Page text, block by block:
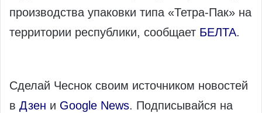
производства упаковки типа «Тетра-Пак» на
территории республики, сообщает БЕЛТА.
Сделай Чеснок своим источником новостей
в Дзен и Google News. Подписывайся на